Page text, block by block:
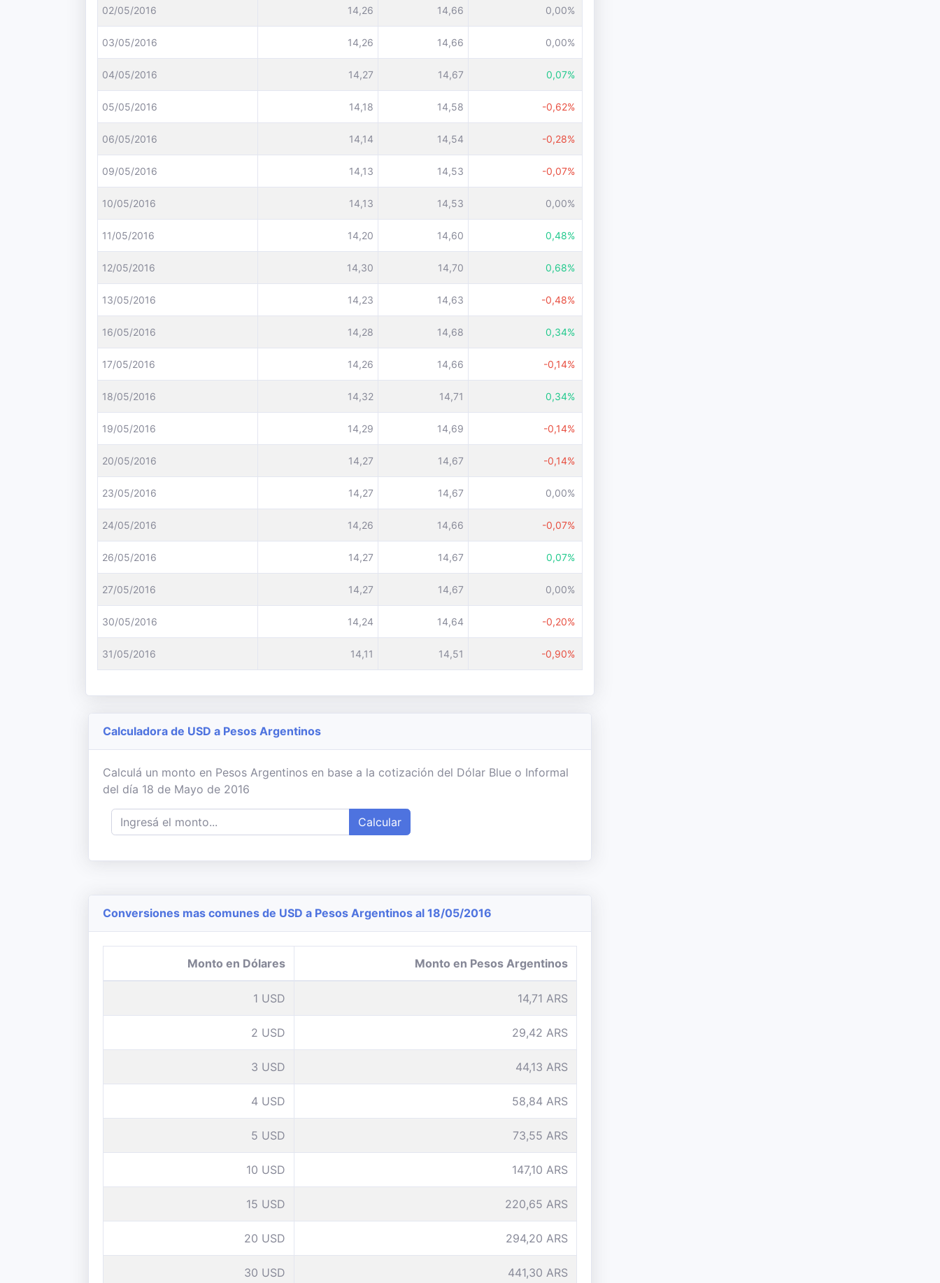
02/05/2016 14,26 14,66 0,00%
03/05/2016 14,26 14,66 0,00%
04/05/2016 14,27 14,67 0,07%
05/05/2016 14,18 14,58 -0,62%
06/05/2016 14,14 14,54 -0,28%
09/05/2016 14,13 14,53 -0,07%
10/05/2016 14,13 14,53 0,00%
11/05/2016 14,20 14,60 0,48%
12/05/2016 14,30 14,70 0,68%
13/05/2016 14,23 14,63 -0,48%
16/05/2016 14,28 14,68 0,34%
17/05/2016 14,26 14,66 -0,14%
18/05/2016 14,32 14,71 0,34%
19/05/2016 14,29 14,69 -0,14%
20/05/2016 14,27 14,67 -0,14%
23/05/2016 14,27 14,67 0,00%
24/05/2016 14,26 14,66 -0,07%
26/05/2016 14,27 14,67 0,07%
27/05/2016 14,27 14,67 0,00%
30/05/2016 14,24 14,64 -0,20%
31/05/2016 14,11 14,51 -0,90%
Calculadora de USD a Pesos Argentinos
Calculá un monto en Pesos Argentinos en base a la cotización del Dólar Blue o Informal
del día 18 de Mayo de 2016
Calcular
Conversiones mas comunes de USD a Pesos Argentinos al 18/05/2016
Monto en Dólares Monto en Pesos Argentinos
1 USD 14,71 ARS
2 USD 29,42 ARS
3 USD 44,13 ARS
4 USD 58,84 ARS
5 USD 73,55 ARS
10 USD 147,10 ARS
15 USD 220,65 ARS
20 USD 294,20 ARS
30 USD 441,30 ARS